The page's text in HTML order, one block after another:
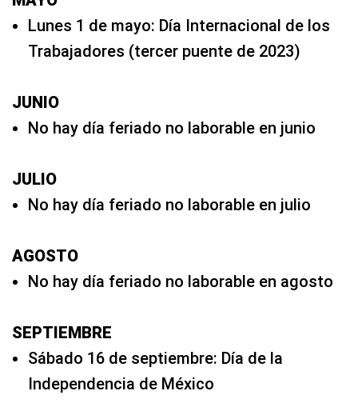
Lunes 1 de mayo: Día Internacional de los
Trabajadores (tercer puente de 2023)
JUNIO
No hay día feriado no laborable en junio
JULIO
No hay día feriado no laborable en julio
AGOSTO
No hay día feriado no laborable en agosto
SEPTIEMBRE
Sábado 16 de septiembre: Día de la
Independencia de México